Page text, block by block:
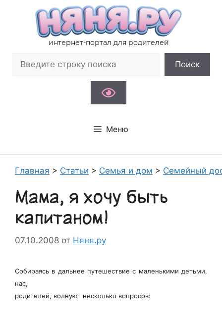
содержимому
интернет-портал для родителей
Поиск
Меню
Главная > Статьи > Семья и дом > Семейный
Мама, я хочу быть
капитаном!
07.10.2008 от Няня.ру
Собираясь в дальнее путешествие с маленькими детьми,
нас,
родителей, волнуют несколько вопросов: